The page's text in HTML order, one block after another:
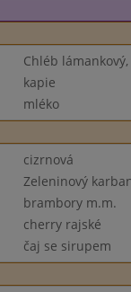
Chléb
kapie
mléko
cizrnová
Zeleninový
brambory m.m.
cherry rajské
čaj se sirupem